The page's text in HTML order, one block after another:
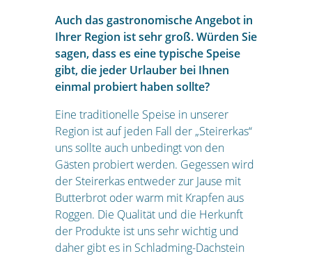
Auch das gastronomische Angebot in
Ihrer Region ist sehr groß. Würden Sie
sagen, dass es eine typische Speise
gibt, die jeder Urlauber bei Ihnen
einmal probiert haben sollte?
Eine traditionelle Speise in unserer
Region ist auf jeden Fall der „Steirerkas“
uns sollte auch unbedingt von den
Gästen probiert werden. Gegessen wird
der Steirerkas entweder zur Jause mit
Butterbrot oder warm mit Krapfen aus
Roggen. Die Qualität und die Herkunft
der Produkte ist uns sehr wichtig und
daher gibt es in Schladming-Dachstein